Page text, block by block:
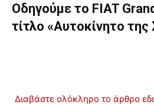
Οδηγούμε το FIAT
τίτλο «Αυτοκίνητο
Διαβάστε ολόκληρο το άρθρο